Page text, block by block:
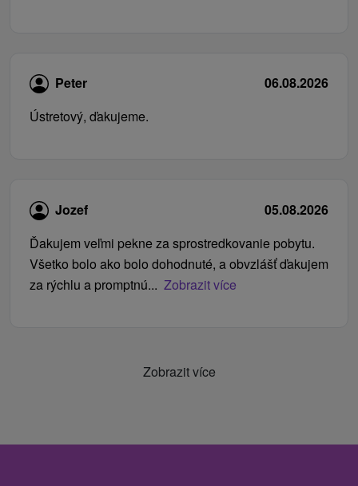
Peter
06.08.2026
Ústretový, ďakujeme.
Jozef
05.08.2026
Ďakujem veľmi pekne za sprostredkovanie pobytu.
Všetko bolo ako bolo dohodnuté, a obvzlášť ďakujem
za rýchlu a promptnú... Zobrazit více
Zobrazit více